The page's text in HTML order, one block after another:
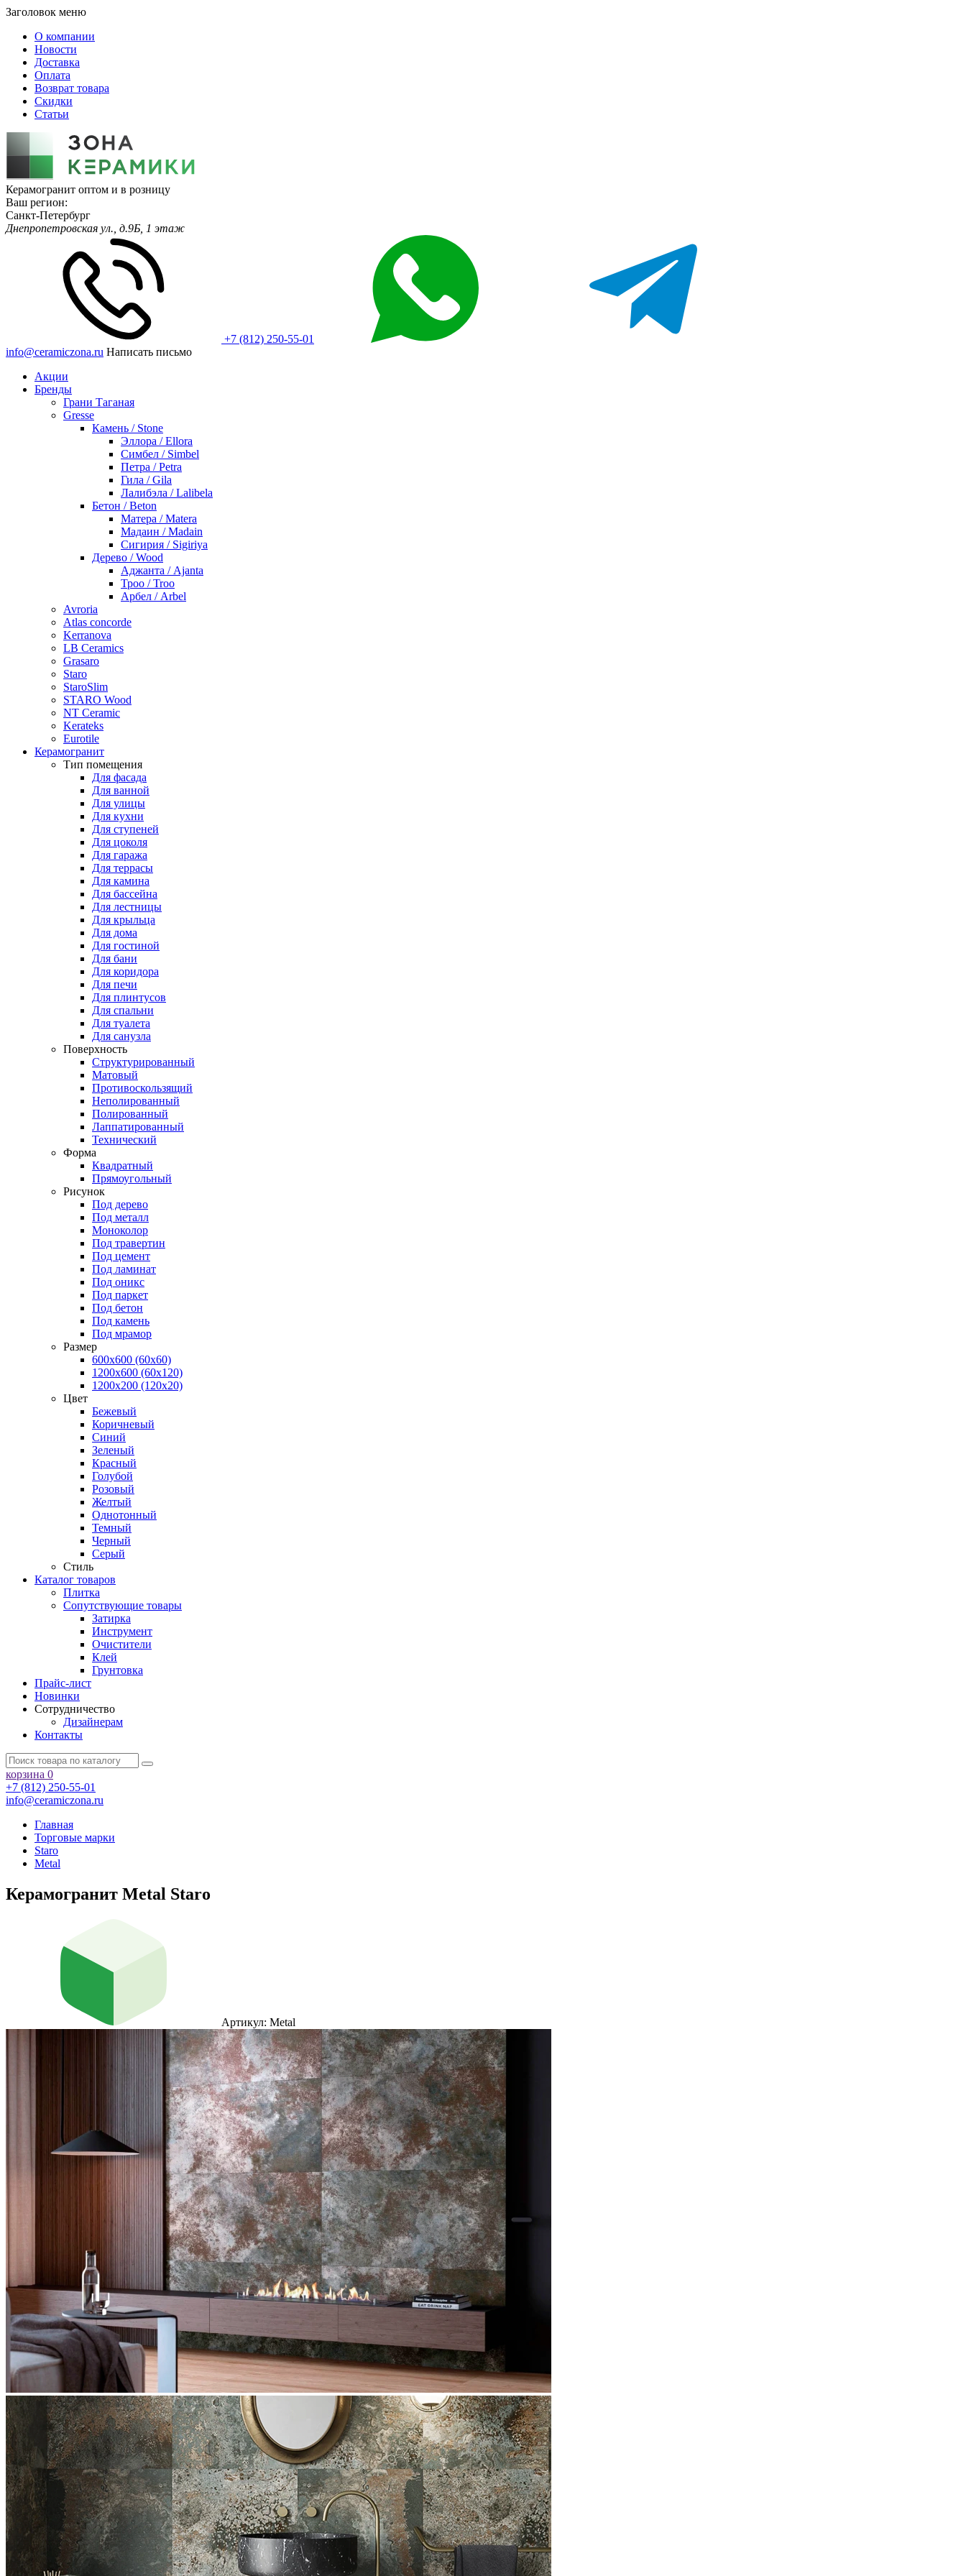
Заголовок меню
О компании
Новости
Доставка
Оплата
Возврат товара
Скидки
Статьи
Керамогранит оптом и в розницу
Ваш регион:
Санкт-Петербург
Днепропетровская ул., д.9Б, 1 этаж
+7 (812) 250-55-01
info@ceramiczona.ru Написать письмо
Акции
Бренды
Грани Таганая
Gresse
Камень / Stone
Эллора / Ellora
Симбел / Simbel
Петра / Petra
Гила / Gila
Лалибэла / Lalibela
Бетон / Beton
Матера / Matera
Мадаин / Madain
Сигирия / Sigiriya
Дерево / Wood
Аджанта / Ajanta
Троо / Troo
Арбел / Arbel
Avroria
Atlas concorde
Kerranova
LB Ceramics
Grasaro
Staro
StaroSlim
STARO Wood
NT Ceramic
Kerateks
Eurotile
Керамогранит
Тип помещения
Для фасада
Для ванной
Для улицы
Для кухни
Для ступеней
Для цоколя
Для гаража
Для террасы
Для камина
Для бассейна
Для лестницы
Для крыльца
Для дома
Для гостиной
Для бани
Для коридора
Для печи
Для плинтусов
Для спальни
Для туалета
Для санузла
Поверхность
Структурированный
Матовый
Противоскользящий
Неполированный
Полированный
Лаппатированный
Технический
Форма
Квадратный
Прямоугольный
Рисунок
Под дерево
Под металл
Моноколор
Под травертин
Под цемент
Под ламинат
Под оникс
Под паркет
Под бетон
Под камень
Под мрамор
Размер
600х600 (60х60)
1200х600 (60х120)
1200х200 (120x20)
Цвет
Бежевый
Коричневый
Синий
Зеленый
Красный
Голубой
Розовый
Желтый
Однотонный
Темный
Черный
Серый
Стиль
Каталог товаров
Плитка
Сопутствующие товары
Затирка
Инструмент
Очистители
Клей
Грунтовка
Прайс-лист
Новинки
Сотрудничество
Дизайнерам
Контакты
корзина 0
+7 (812) 250-55-01
info@ceramiczona.ru
Главная
Торговые марки
Staro
Metal
Керамогранит Metal Staro
Артикул: Metal